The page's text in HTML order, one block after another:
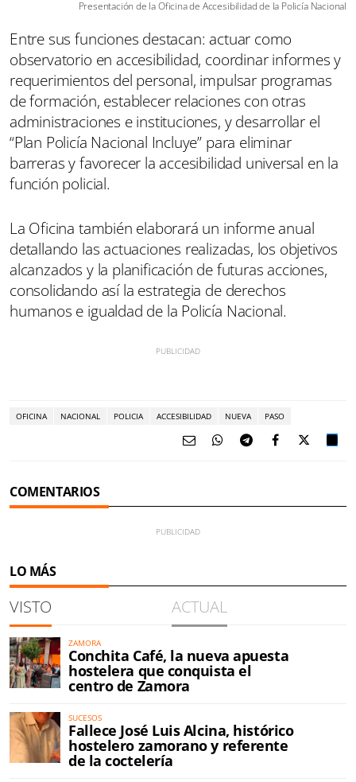
Presentación de la Oficina de Accesibilidad de la Policía Nacional
Entre sus funciones destacan: actuar como
observatorio en accesibilidad, coordinar informes y
requerimientos del personal, impulsar programas
de formación, establecer relaciones con otras
administraciones e instituciones, y desarrollar el
“Plan Policía Nacional Incluye” para eliminar
barreras y favorecer la accesibilidad universal en la
función policial.
La Oficina también elaborará un informe anual
detallando las actuaciones realizadas, los objetivos
alcanzados y la planificación de futuras acciones,
consolidando así la estrategia de derechos
humanos e igualdad de la Policía Nacional.
OFICINA NACIONAL POLICIA ACCESIBILIDAD NUEVA PASO
COMENTARIOS
LO MÁS
VISTO ACTUAL
ZAMORA
Conchita Café, la nueva apuesta
hostelera que conquista el
centro de Zamora
SUCESOS
Fallece José Luis Alcina, histórico
hostelero zamorano y referente
de la coctelería